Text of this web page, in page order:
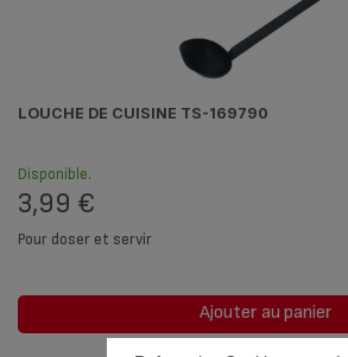
LOUCHE DE CUISINE TS-169790
Disponible.
3,99 €
Pour doser et servir
Ajouter au panier